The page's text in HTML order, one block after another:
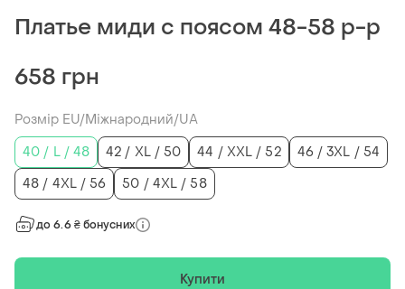
Платье миди с поясом 48-58 р-р
658 грн
Розмір EU/Міжнародний/UA
40 / L / 48
42 / XL / 50 44 / XXL / 52
46 / 3XL / 54
48 / 4XL / 56
50 / 4XL / 58
до 6.6 ₴ бонусних
Купити